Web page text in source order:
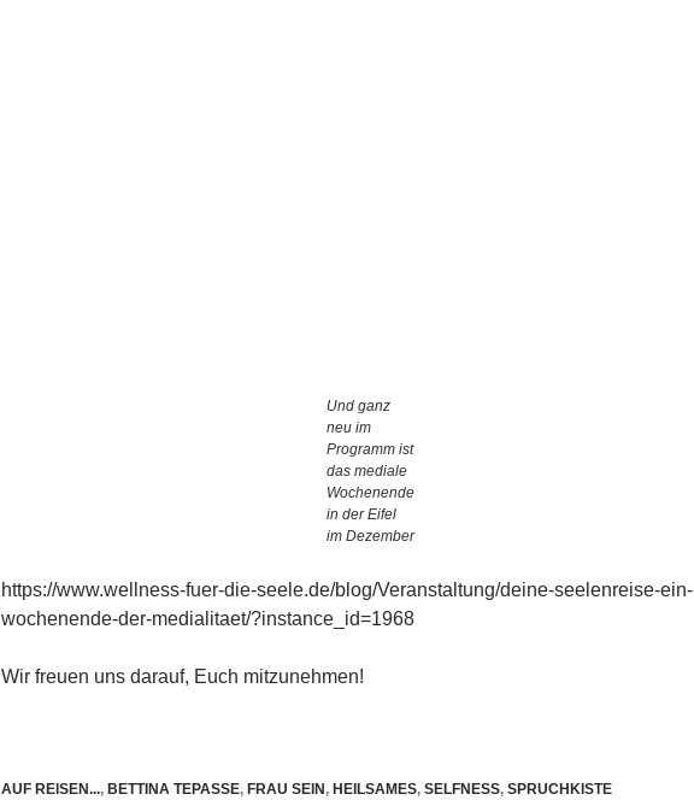
Und ganz
neu im
Programm ist
das mediale
Wochenende
in der Eifel
im Dezember
https://www.wellness-fuer-die-seele.de/blog/Veranstaltung/deine-seelenreise-ein-
wochenende-der-medialitaet/?instance_id=1968
Wir freuen uns darauf, Euch mitzunehmen!
AUF REISEN..., BETTINA TEPASSE, FRAU SEIN, HEILSAMES, SELFNESS, SPRUCHKISTE